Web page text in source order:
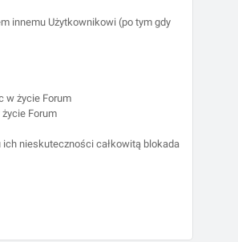
innemu Użytkownikowi (po tym gdy
w życie Forum
Forum
nieskuteczności całkowitą blokada